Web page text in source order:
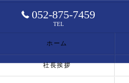
052-875-7459
TEL
ホーム
社長挨拶